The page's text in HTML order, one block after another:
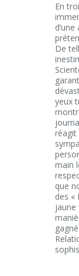
En
De
yeux
réagit
main
que
des «
jaune